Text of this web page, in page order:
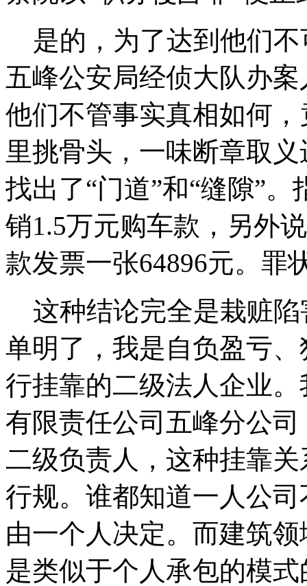
是的，为了达到他们不
五峰公安局经侦大队办
他们不管事实真相如何
里挑骨头，一味断章取
找出了“门道”和“缝隙”
销1.5万元购车款，另外
款发票一张64896元。罪
这种结论完全是栽赃陷
单明了，我是自负盈亏
行挂靠的二级法人企业
有限责任公司五峰分公
二级负责人，这种挂靠
行规。谁都知道一人公
由一个人决定。而建筑
是类似于个人承包的模